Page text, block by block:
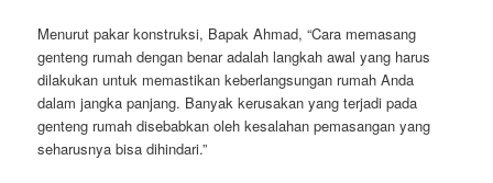
Menurut pakar konstruksi, Bapak Ahmad, “Cara memasang
genteng rumah dengan benar adalah langkah awal yang harus
dilakukan untuk memastikan keberlangsungan rumah Anda
dalam jangka panjang. Banyak kerusakan yang terjadi pada
genteng rumah disebabkan oleh kesalahan pemasangan yang
seharusnya bisa dihindari.”